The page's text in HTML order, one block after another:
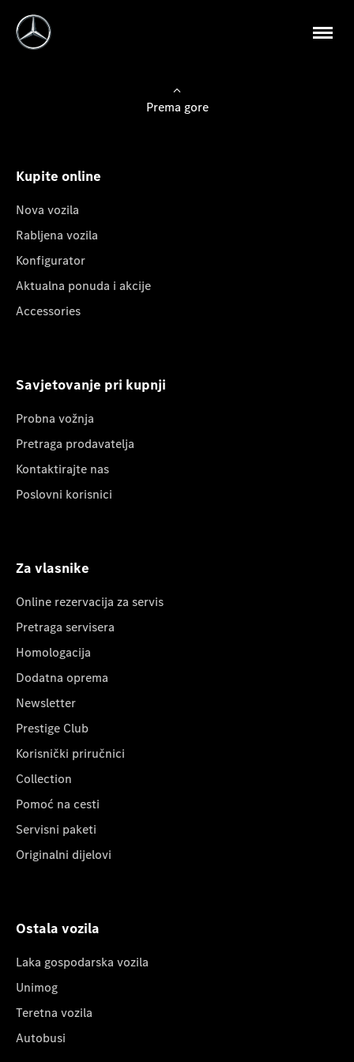
Prema gore
Kupite online
Nova vozila
Rabljena vozila
Konfigurator
Aktualna ponuda i akcije
Accessories
Savjetovanje pri kupnji
Probna vožnja
Pretraga prodavatelja
Kontaktirajte nas
Poslovni korisnici
Za vlasnike
Online rezervacija za servis
Pretraga servisera
Homologacija
Dodatna oprema
Newsletter
Prestige Club
Korisnički priručnici
Collection
Pomoć na cesti
Servisni paketi
Originalni dijelovi
Ostala vozila
Laka gospodarska vozila
Unimog
Teretna vozila
Autobusi